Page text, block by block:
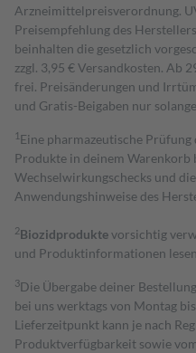
Arzneimittelpreisverordnung.
Preisempfehlung des
beinhalten die gesetzlich
zzgl. 3,95 € Versandkosten. Ab
frei. Preisänderungen und
und Gratis-Beigaben nur
1 Eine pharmazeutische
Produkte in deinem
Wechselwirkungschecks und
Anwendungshinweise des
2Biozidproduktevorsichtig
und Produktinformationen
3Die Übergabe deiner
bei uns werktags von Montag
Lieferzeitpunkt kann je nach
Produktverfügbarkeit sowie